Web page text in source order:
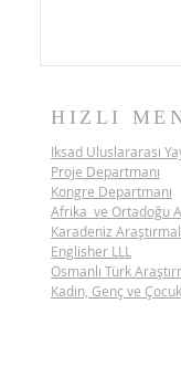
İKSAD
PROJESİ |
HIZLI
Iksad Uluslararası
Proje Departmanı
Kongre Departmanı
Afrika ve Ortadoğu
Karadeniz
Englisher LLL
Osmanlı Türk
Kadın, Genç ve